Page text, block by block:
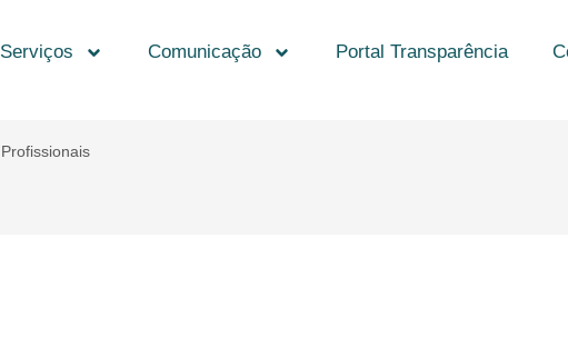
Serviços Comunicação Portal Transparência
Profissionais